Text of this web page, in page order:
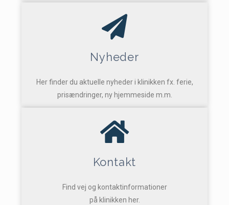
Nyheder
Her finder du aktuelle nyheder i klinikken fx. ferie,
prisændringer, ny hjemmeside m.m.
Kontakt
Find vej og kontaktinformationer
på klinikken her.